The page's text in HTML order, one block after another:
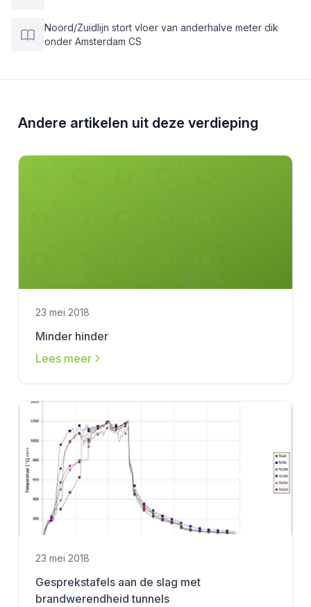
Noord/Zuidlijn stort vloer van anderhalve meter dik
onder Amsterdam CS
Andere artikelen uit deze verdieping
23 mei 2018
Minder hinder
Lees meer
23 mei 2018
Gesprekstafels aan de slag met
brandwerendheid tunnels